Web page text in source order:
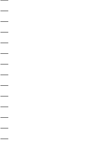
—
—
—
—
—
—
—
—
—
—
—
—
—